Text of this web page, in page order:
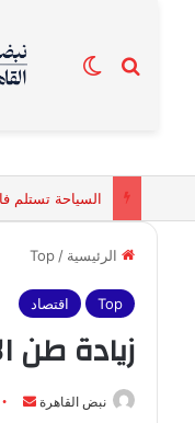
بحث عنالوضع
الرئيسية /
Top
Top اقتصاد
زيادة طن
نبض القاهرة
أرسل